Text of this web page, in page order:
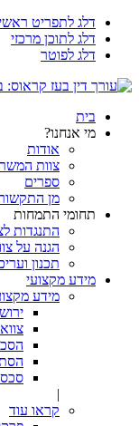
דלג לתפריט
דלג לתוכן מרכזי
דלג לפוטר
בית
מי אנחנו?
אודות
צוות
ספרים
מן
תחומי התמחות
התנגדות
הגנה על
תכנון
מידע מקצועי
מידע
|
קראו עוד